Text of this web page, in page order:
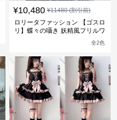
¥10,480 ¥11480(割引前)
ロリータファッション 【ゴスロ
リ】蝶々の囁き 妖精風フリルワ
全2色